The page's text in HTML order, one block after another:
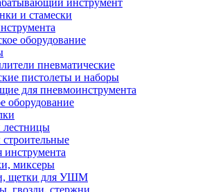
инструмент
и стамески
оборудование
пневматические
пистолеты и наборы
для пневмоинструмента
оборудование
лестницы
инструмента
миксеры
щетки для УШМ
гвозди, стержни